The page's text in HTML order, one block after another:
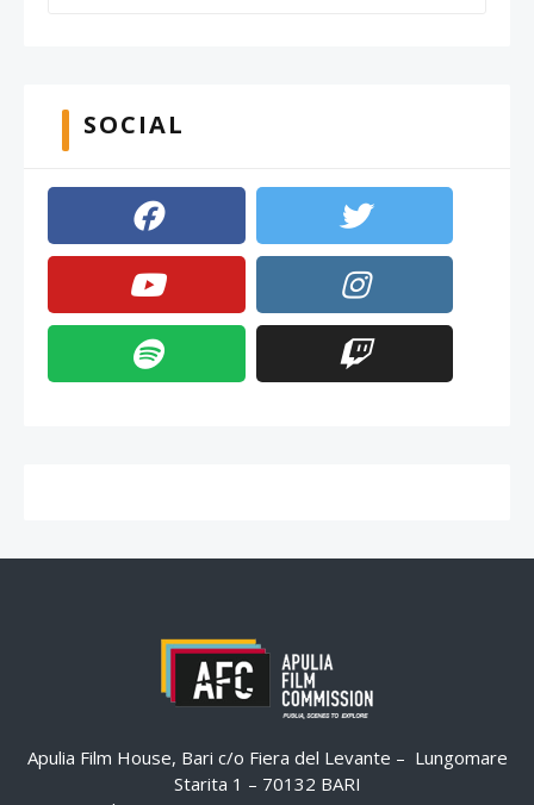
SOCIAL
Apulia Film House, Bari c/o Fiera del Levante – Lungomare
Starita 1 – 70132 BARI